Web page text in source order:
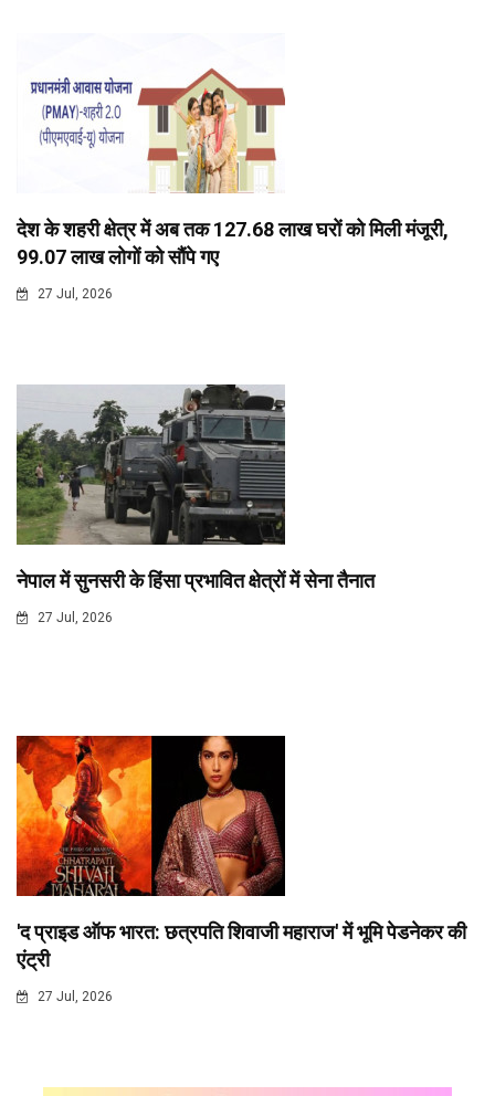
देश के शहरी क्षेत्र में अब तक 127.68 लाख घरों को मिली मंजूरी,
99.07 लाख लोगों को सौंपे गए
27 Jul, 2026
नेपाल में सुनसरी के हिंसा प्रभावित क्षेत्रों में सेना तैनात
27 Jul, 2026
'द प्राइड ऑफ भारत: छत्रपति शिवाजी महाराज' में भूमि पेडनेकर की
एंट्री
27 Jul, 2026